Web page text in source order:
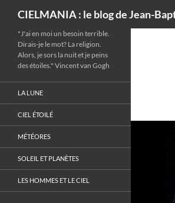
CIELMANIA : le blog de Jean-
"J'ai en moi un besoin terrible.
Dirais-je le mot? La religion.
Alors, je sors la nuit et je peins
des étoiles." Vincent van Gogh
LA LUNE
CIEL ÉTOILÉ
MÉTÉORES
SOLEIL ET PLANÈTES
LES HOMMES ET LE CIEL